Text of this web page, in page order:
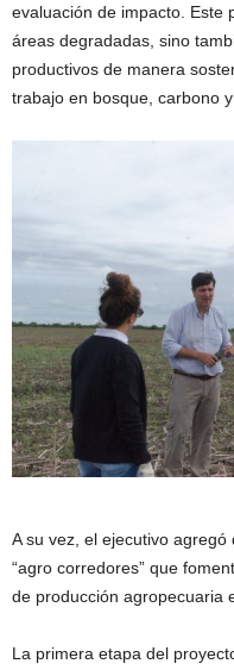
evaluación de impacto. Este
áreas degradadas, sino
productivos de manera
trabajo en bosque, carbono
A su vez, el ejecutivo
“agro corredores” que
de producción agropecuaria
La primera etapa del